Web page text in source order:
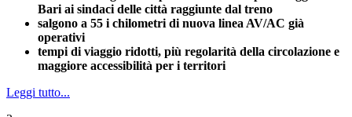
Bari ai sindaci delle città raggiunte dal treno
salgono a 55 i chilometri di nuova linea AV/AC già
operativi
tempi di viaggio ridotti, più regolarità della circolazione e
maggiore accessibilità per i territori
Leggi tutto...